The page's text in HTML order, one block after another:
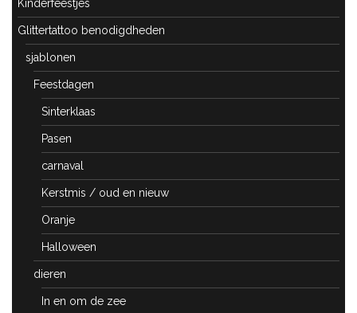
Kinderfeestjes
Glittertattoo benodigdheden
sjablonen
Feestdagen
Sinterklaas
Pasen
carnaval
Kerstmis / oud en nieuw
Oranje
Halloween
dieren
In en om de zee